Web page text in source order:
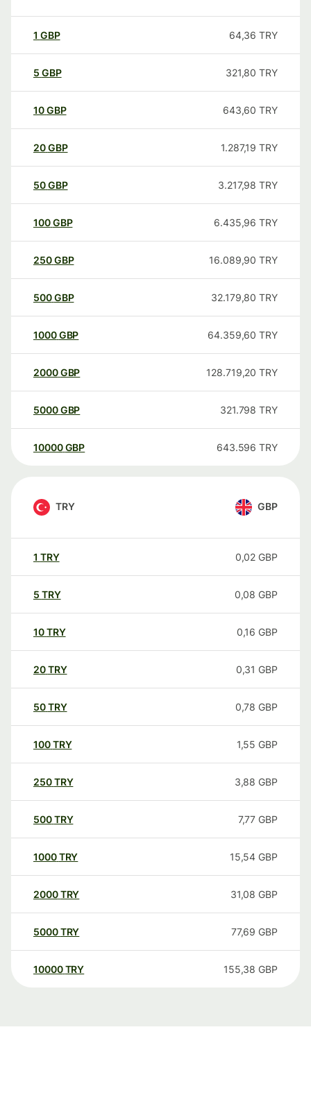
1 GBP 64,36 TRY
5 GBP 321,80 TRY
10GBP 643,60 TRY
20GBP 1.287,19 TRY
50GBP 3.217,98 TRY
100GBP 6.435,96 TRY
250GBP 16.089,90 TRY
500GBP 32.179,80 TRY
1000GBP 64.359,60 TRY
2000GBP 128.719,20 TRY
5000GBP 321.798 TRY
10000 GBP 643.596 TRY
TRY GBP
1 TRY 0,02 GBP
5 TRY 0,08 GBP
10TRY 0,16 GBP
20TRY 0,31 GBP
50TRY 0,78 GBP
100TRY 1,55 GBP
250TRY 3,88 GBP
500TRY 7,77 GBP
1000TRY 15,54 GBP
2000TRY 31,08 GBP
5000TRY 77,69 GBP
10000 TRY 155,38 GBP